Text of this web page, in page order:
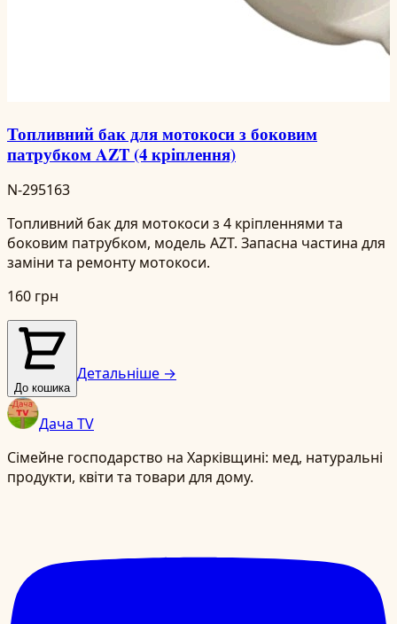
Топливний бак для мотокоси з боковим
патрубком AZT (4 кріплення)
N-295163
Топливний бак для мотокоси з 4 кріпленнями та
боковим патрубком, модель AZT. Запасна частина для
заміни та ремонту мотокоси.
160 грн
До кошика
Детальніше →
Дача TV
Сімейне господарство на Харківщині: мед, натуральні
продукти, квіти та товари для дому.